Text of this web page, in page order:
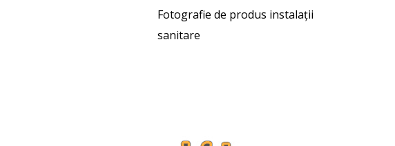
Fotografie de produs instalații
sanitare